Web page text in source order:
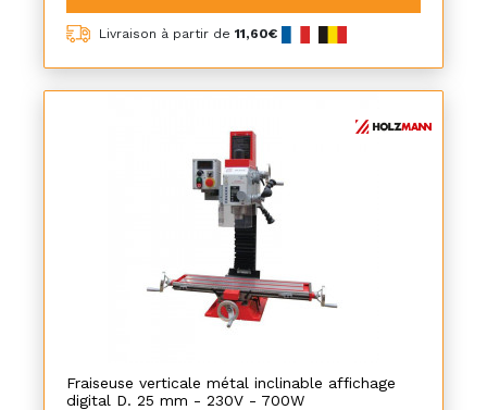
Livraison à partir de 11,60€
Fraiseuse verticale métal inclinable affichage
digital D. 25 mm - 230V - 700W